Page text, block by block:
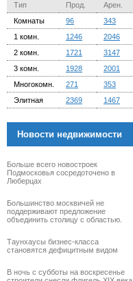
Тип Прод.
Арен.
Комнаты
96
343
1 комн.
1246
2046
2 комн.
1721
3147
3 комн.
1928
2001
Многокомн.
271
353
Элитная
2369 1467
Новости недвижимости
Больше всего новостроек
Подмосковья сосредоточено в
Люберцах
Большинство москвичей не
поддерживают предложение
объединить столицу с областью.
Таунхаусы бизнес-класса
становятся дефицитным видом
В ночь с субботы на воскресенье